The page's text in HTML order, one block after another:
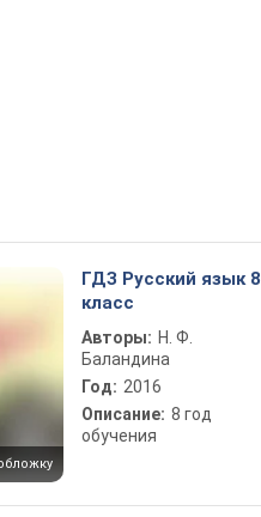
ГДЗ Русский язык 8
класс
Авторы: Н. Ф.
Баландина
Год: 2016
Описание: 8 год
обучения